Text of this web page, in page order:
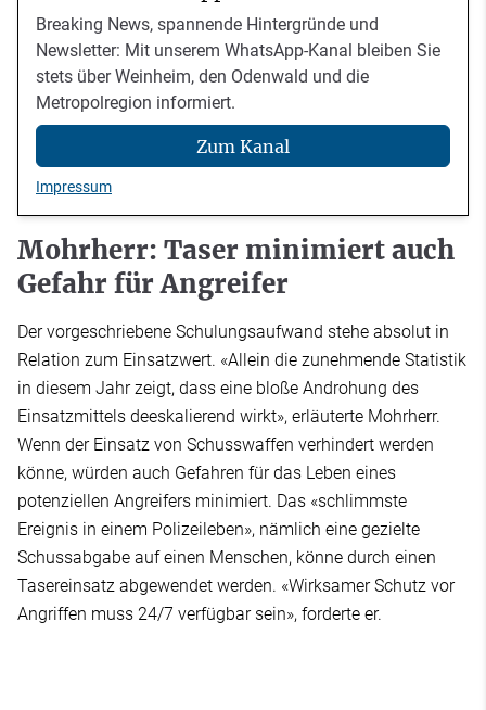
Breaking News, spannende Hintergründe und
Newsletter: Mit unserem WhatsApp-Kanal bleiben Sie
stets über Weinheim, den Odenwald und die
Metropolregion informiert.
Zum Kanal
Impressum
Mohrherr: Taser minimiert auch
Gefahr für Angreifer
Der vorgeschriebene Schulungsaufwand stehe absolut in
Relation zum Einsatzwert. «Allein die zunehmende Statistik
in diesem Jahr zeigt, dass eine bloße Androhung des
Einsatzmittels deeskalierend wirkt», erläuterte Mohrherr.
Wenn der Einsatz von Schusswaffen verhindert werden
könne, würden auch Gefahren für das Leben eines
potenziellen Angreifers minimiert. Das «schlimmste
Ereignis in einem Polizeileben», nämlich eine gezielte
Schussabgabe auf einen Menschen, könne durch einen
Tasereinsatz abgewendet werden. «Wirksamer Schutz vor
Angriffen muss 24/7 verfügbar sein», forderte er.